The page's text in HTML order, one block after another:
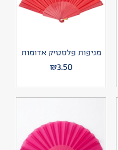
מניפות פלסטיק אדומות
₪3.50